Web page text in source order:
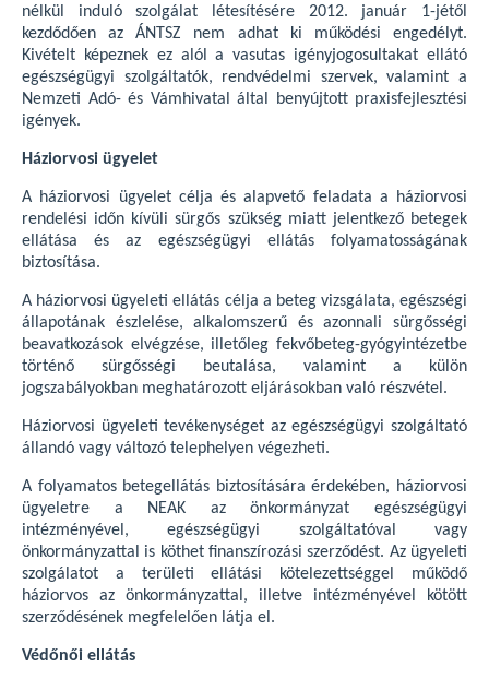
nélkül induló szolgálat létesítésére 2012. január 1-jétől
kezdődően az ÁNTSZ nem adhat ki működési engedélyt.
Kivételt képeznek ez alól a vasutas igényjogosultakat ellátó
egészségügyi szolgáltatók, rendvédelmi szervek, valamint a
Nemzeti Adó- és Vámhivatal által benyújtott praxisfejlesztési
igények.
Háziorvosi ügyelet
A háziorvosi ügyelet célja és alapvető feladata a háziorvosi
rendelési időn kívüli sürgős szükség miatt jelentkező betegek
ellátása és az egészségügyi ellátás folyamatosságának
biztosítása.
A háziorvosi ügyeleti ellátás célja a beteg vizsgálata, egészségi
állapotának észlelése, alkalomszerű és azonnali sürgősségi
beavatkozások elvégzése, illetőleg fekvőbeteg-gyógyintézetbe
történő sürgősségi beutalása, valamint a külön
jogszabályokban meghatározott eljárásokban való részvétel.
Háziorvosi ügyeleti tevékenységet az egészségügyi szolgáltató
állandó vagy változó telephelyen végezheti.
A folyamatos betegellátás biztosítására érdekében, háziorvosi
ügyeletre a NEAK az önkormányzat egészségügyi
intézményével, egészségügyi szolgáltatóval vagy
önkormányzattal is köthet finanszírozási szerződést. Az ügyeleti
szolgálatot a területi ellátási kötelezettséggel működő
háziorvos az önkormányzattal, illetve intézményével kötött
szerződésének megfelelően látja el.
Védőnői ellátás